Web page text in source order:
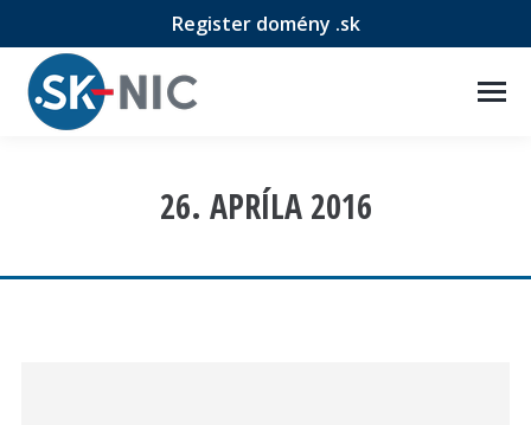
Register domény .sk
26. APRÍLA 2016